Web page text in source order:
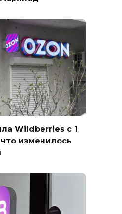
Wildberries с 1
что изменилось